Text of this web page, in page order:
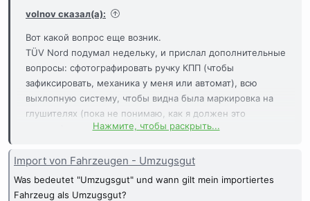
volnov сказал(а):
Вот какой вопрос еще возник.
TÜV Nord подумал недельку, и прислал дополнительные
вопросы: сфотографировать ручку КПП (чтобы
зафиксировать, механика у меня или автомат), всю
выхлопную систему, чтобы видна была маркировка на
глушителях (пока не понимаю, как я должен это
сделать), а также сообщили, что поскольку машина
только в качестве товара для вывоза." (Das Fahrzeug
erfüllt Abgasseitig nur die Euro 4. Handelst es sich um
Umzugsgut? Nur als Umzugsgut wäre eine Zulassung in
Нажмите, чтобы раскрыть...
Import von Fahrzeugen - Umzugsgut
Was bedeutet "Umzugsgut" und wann gilt mein importiertes
Fahrzeug als Umzugsgut?